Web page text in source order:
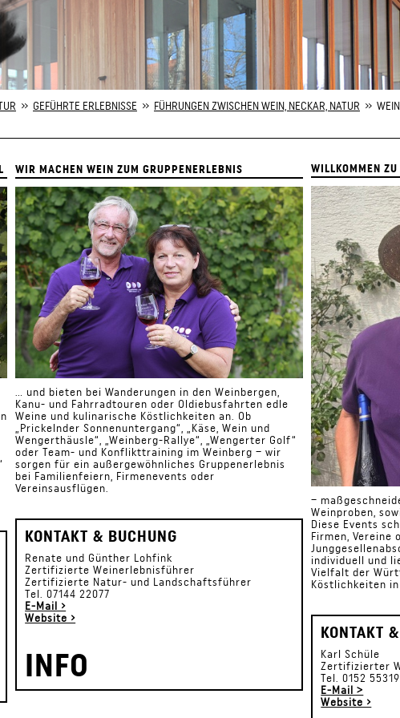
» GEFÜHRTE ERLEBNISSE » FÜHRUNGEN ZWISCHEN WEIN, NECKAR, NATUR »
WIR MACHEN WEIN ZUM GRUPPENERLEBNIS
… und bieten bei Wanderungen in den Weinbergen,
Kanu- und Fahrradtouren oder Oldiebusfahrten edle
Weine und kulinarische Köstlichkeiten an. Ob
„Prickelnder Sonnenuntergang“, „Käse, Wein und
Wengerthäusle“, „Weinberg-Rallye“, „Wengerter Golf“
oder Team- und Konflikttraining im Weinberg – wir
sorgen für ein außergewöhnliches Gruppenerlebnis
bei Familienfeiern, Firmenevents oder
Vereinsausflügen.
KONTAKT & BUCHUNG
Renate und Günther Lohfink
Zertifizierte Weinerlebnisführer
Zertifizierte Natur- und Landschaftsführer
Tel. 07144 22077
E-Mail ›
Website ›
INFO
WILLKOMMEN
–
Weinproben,
Diese Events
Firmen, Vereine
individuell und
Vielfalt der
Köstlichkeiten
KONTAKT
Karl Schüle
Zertifizierter
Tel. 0152
E-Mail >
Website ›